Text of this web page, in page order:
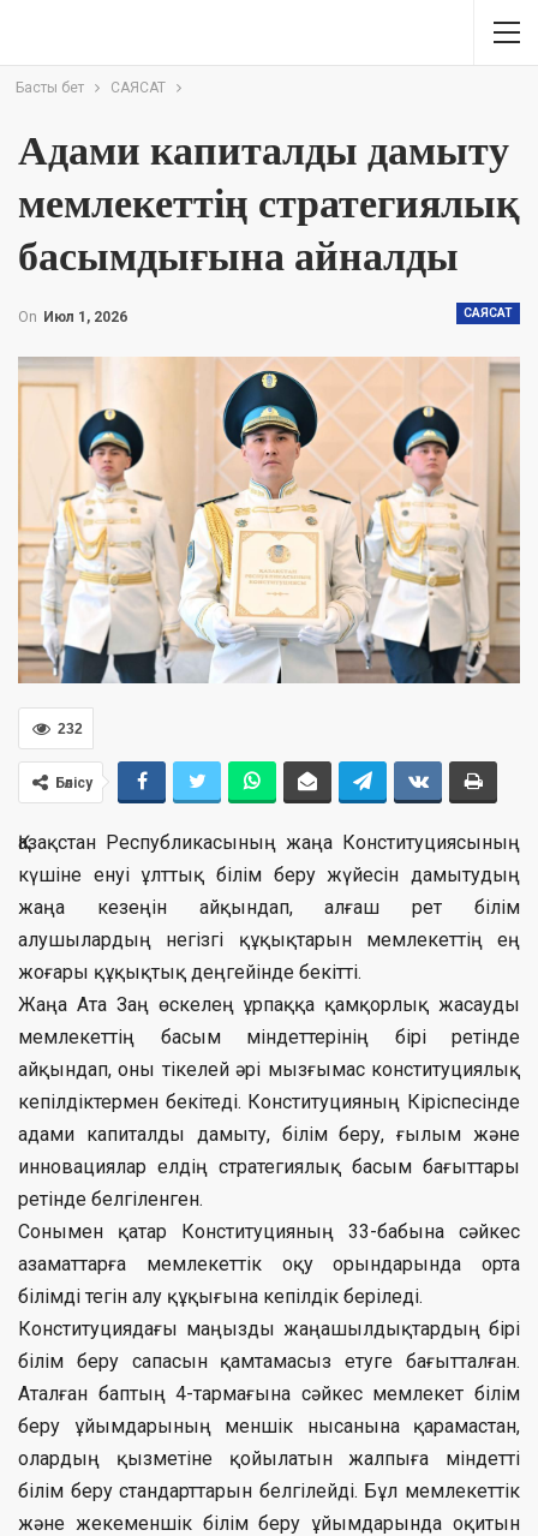
Басты бет САЯСАТ
Адами капиталды дамыту
мемлекеттің стратегиялық
басымдығына айналды
САЯСАТ
On Июл 1, 2026
232
Бөлісу
Қазақстан Республикасының жаңа Конституциясының
күшіне енуі ұлттық білім беру жүйесін дамытудың
жаңа кезеңін айқындап, алғаш рет білім
алушылардың негізгі құқықтарын мемлекеттің ең
жоғары құқықтық деңгейінде бекітті.
Жаңа Ата Заң өскелең ұрпаққа қамқорлық жасауды
мемлекеттің басым міндеттерінің бірі ретінде
айқындап, оны тікелей әрі мызғымас конституциялық
кепілдіктермен бекітеді. Конституцияның Кіріспесінде
адами капиталды дамыту, білім беру, ғылым және
инновациялар елдің стратегиялық басым бағыттары
ретінде белгіленген.
Сонымен қатар Конституцияның 33-бабына сәйкес
азаматтарға мемлекеттік оқу орындарында орта
білімді тегін алу құқығына кепілдік беріледі.
Конституциядағы маңызды жаңашылдықтардың бірі
білім беру сапасын қамтамасыз етуге бағытталған.
Аталған баптың 4-тармағына сәйкес мемлекет білім
беру ұйымдарының меншік нысанына қарамастан,
олардың қызметіне қойылатын жалпыға міндетті
білім беру стандарттарын белгілейді. Бұл мемлекеттік
және жекеменшік білім беру ұйымдарында оқитын